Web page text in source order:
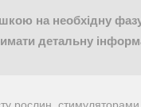
на необхідну
детальну